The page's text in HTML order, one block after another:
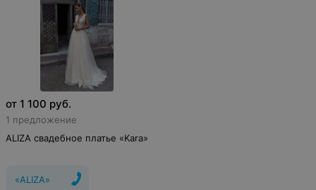
от 1 100 руб.
1 предложение
ALIZA свадебное платье «Kara»
«ALIZA»